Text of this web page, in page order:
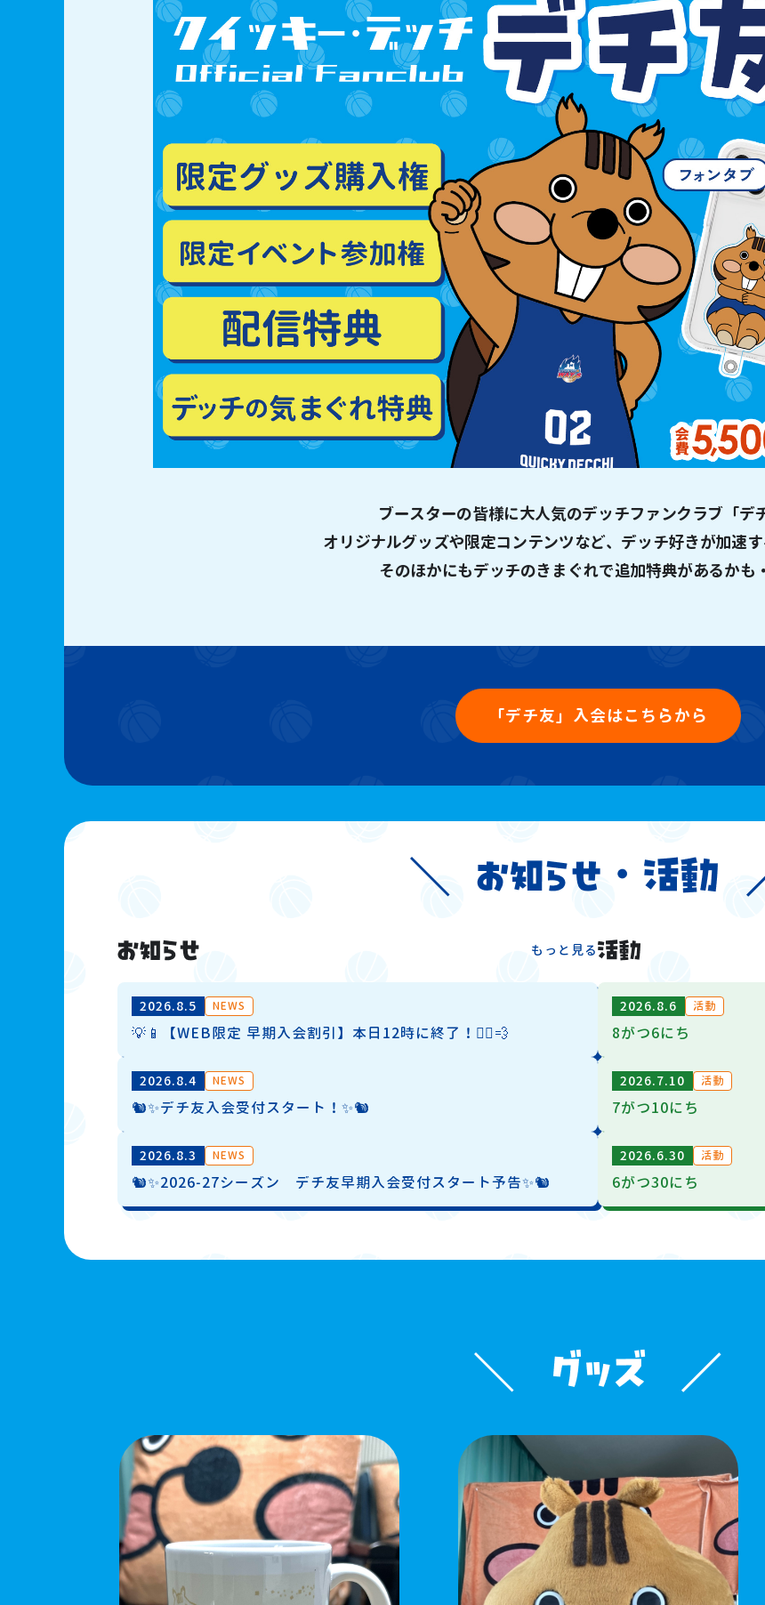
ブースターの皆様に大人気のデッチファンクラブ「デ
オリジナルグッズや限定コンテンツなど、デッチ好きが加速す
そのほかにもデッチのきまぐれで追加特典があるかも
「デチ友」入会はこちらから
もっと見る
2026.8.5 NEWS
💡📱【WEB限定 早期入会割引】本日12時に終了！🏃‍♂️💨
2026.8.4 NEWS
🐿️✨デチ友入会受付スタート！✨🐿️
2026.8.3 NEWS
🐿️✨2026-27シーズン デチ友早期入会受付スタート予告✨🐿️
2026.8.6 活動
8がつ6にち
2026.7.10 活動
7がつ10にち
2026.6.30 活動
6がつ30にち